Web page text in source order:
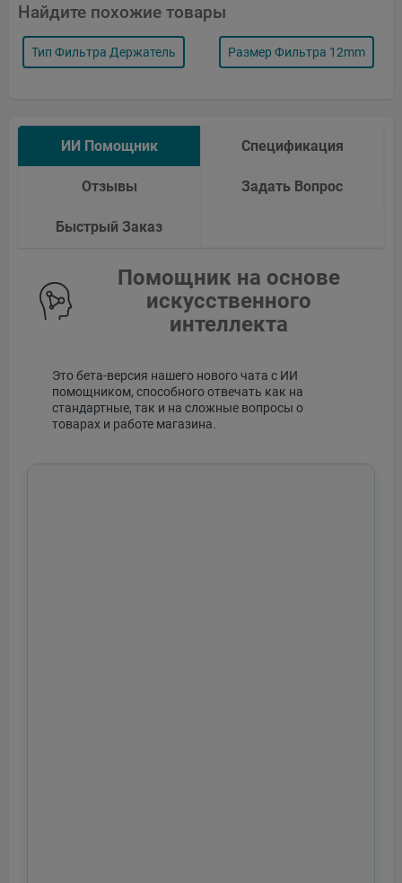
Найдите похожие товары
Тип Фильтра Держатель Размер Фильтра 12mm
ИИ Помощник Спецификация
Отзывы Задать Вопрос
Быстрый Заказ
Помощник на основе
искусственного
интеллекта
Это бета-версия нашего нового чата с ИИ
помощником, способного отвечать как на
стандартные, так и на сложные вопросы о
товарах и работе магазина.